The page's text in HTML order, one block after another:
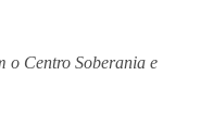
o Centro Soberania e